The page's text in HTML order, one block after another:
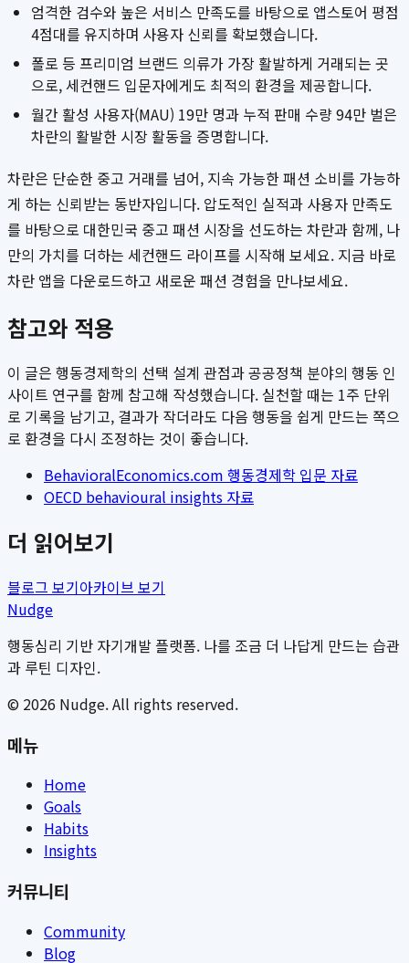
엄격한 검수와 높은 서비스 만족도를 바탕으로 앱스토어 평점
4점대를 유지하며 사용자 신뢰를 확보했습니다.
폴로 등 프리미엄 브랜드 의류가 가장 활발하게 거래되는 곳
으로, 세컨핸드 입문자에게도 최적의 환경을 제공합니다.
월간 활성 사용자(MAU) 19만 명과 누적 판매 수량 94만 벌은
차란의 활발한 시장 활동을 증명합니다.
차란은 단순한 중고 거래를 넘어, 지속 가능한 패션 소비를 가능하
게 하는 신뢰받는 동반자입니다. 압도적인 실적과 사용자 만족도
를 바탕으로 대한민국 중고 패션 시장을 선도하는 차란과 함께, 나
만의 가치를 더하는 세컨핸드 라이프를 시작해 보세요. 지금 바로
차란 앱을 다운로드하고 새로운 패션 경험을 만나보세요.
참고와 적용
이 글은 행동경제학의 선택 설계 관점과 공공정책 분야의 행동 인
사이트 연구를 함께 참고해 작성했습니다. 실천할 때는 1주 단위
로 기록을 남기고, 결과가 작더라도 다음 행동을 쉽게 만드는 쪽으
로 환경을 다시 조정하는 것이 좋습니다.
BehavioralEconomics.com 행동경제학 입문 자료
OECD behavioural insights 자료
더 읽어보기
블로그 보기아카이브 보기
Nudge
행동심리 기반 자기개발 플랫폼. 나를 조금 더 나답게 만드는 습관
과 루틴 디자인.
© 2026 Nudge. All rights reserved.
메뉴
Home
Goals
Habits
Insights
커뮤니티
Community
Blog